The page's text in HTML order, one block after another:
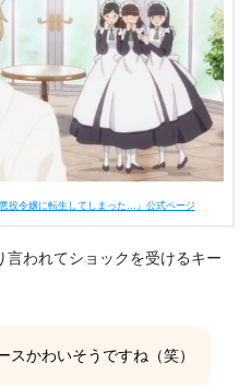
役令嬢に転生してしまった…』公式ページ
われてショックを受けるキー
スかわいそうですね（笑）